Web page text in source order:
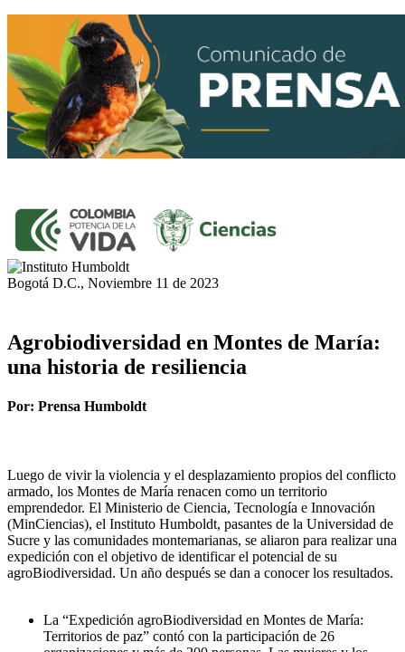
Bogotá D.C., Noviembre 11 de 2023
Agrobiodiversidad en Montes de María:
una historia de resiliencia
Por: Prensa Humboldt
Luego de vivir la violencia y el desplazamiento propios del conflicto
armado, los Montes de María renacen como un territorio
emprendedor. El Ministerio de Ciencia, Tecnología e Innovación
(MinCiencias), el Instituto Humboldt, pasantes de la Universidad de
Sucre y las comunidades montemarianas, se aliaron para realizar una
expedición con el objetivo de identificar el potencial de su
agroBiodiversidad. Un año después se dan a conocer los resultados.
La “Expedición agroBiodiversidad en Montes de María:
Territorios de paz” contó con la participación de 26